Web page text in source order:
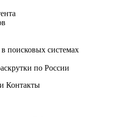
в поисковых системах
по России
Контакты